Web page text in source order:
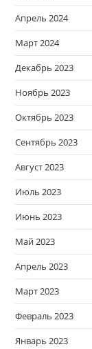
Апрель 2024
Март 2024
Декабрь 2023
Ноябрь 2023
Октябрь 2023
Сентябрь 2023
Август 2023
Июль 2023
Июнь 2023
Май 2023
Апрель 2023
Март 2023
Февраль 2023
Январь 2023